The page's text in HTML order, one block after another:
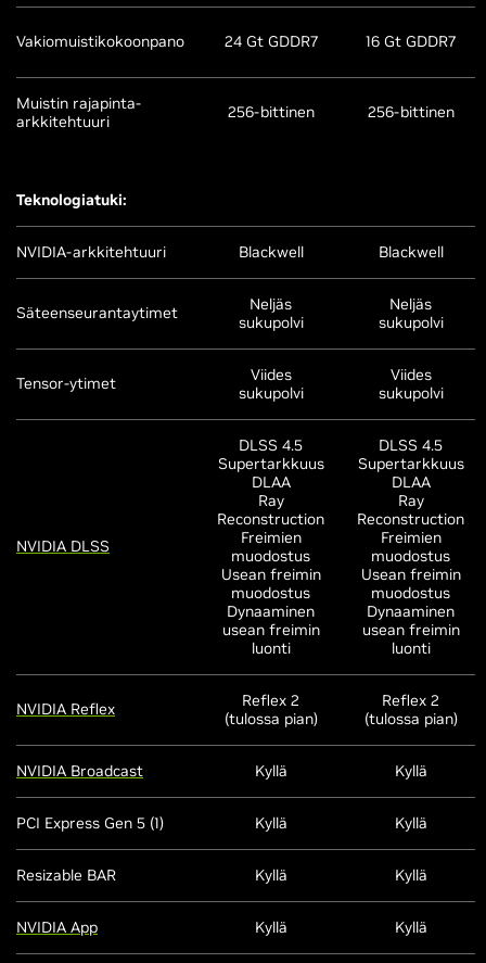
Vakiomuistikokoonpano 24 Gt GDDR7 16 Gt GDDR7
Muistin rajapinta-
arkkitehtuuri
256-bittinen 256-bittinen
Teknologiatuki:
NVIDIA-arkkitehtuuri Blackwell Blackwell
Säteenseurantaytimet
Neljäs
sukupolvi
Neljäs
sukupolvi
Tensor-ytimet
Viides
sukupolvi
Viides
sukupolvi
NVIDIA DLSS
DLSS 4.5
Supertarkkuus
DLAA
Ray
Reconstruction
Freimien
muodostus
Usean freimin
muodostus
Dynaaminen
usean freimin
luonti
DLSS 4.5
Supertarkkuus
DLAA
Ray
Reconstruction
Freimien
muodostus
Usean freimin
muodostus
Dynaaminen
usean freimin
luonti
NVIDIA Reflex
Reflex 2
(tulossa pian)
Reflex 2
(tulossa pian)
NVIDIA Broadcast Kyllä Kyllä
PCI Express Gen 5 (1) Kyllä Kyllä
Resizable BAR Kyllä Kyllä
NVIDIA App Kyllä Kyllä